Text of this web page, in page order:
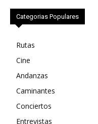
Categorias Populares
Rutas
Cine
Andanzas
Caminantes
Conciertos
Entrevistas